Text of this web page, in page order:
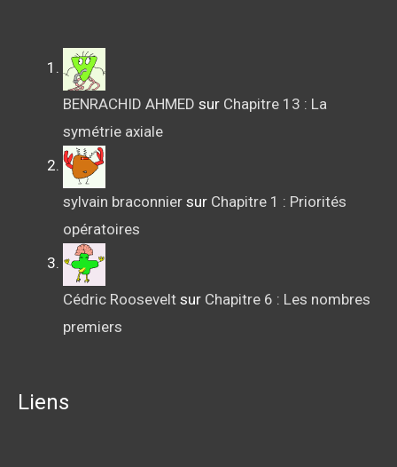
BENRACHID AHMED sur Chapitre 13 : La
symétrie axiale
sylvain braconnier sur Chapitre 1 : Priorités
opératoires
Cédric Roosevelt sur Chapitre 6 : Les nombres
premiers
Liens